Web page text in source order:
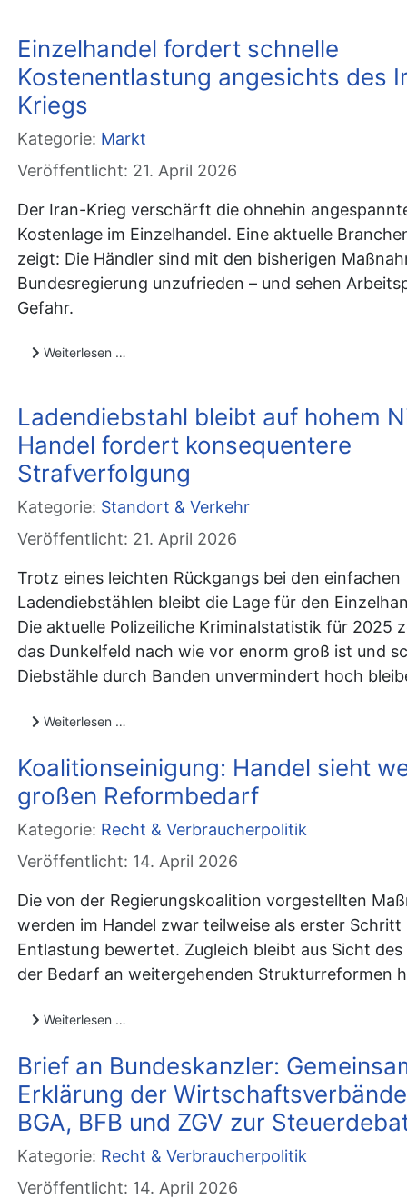
Einzelhandel fordert schnelle
Kostenentlastung angesichts des
Kriegs
Kategorie: Markt
Veröffentlicht: 21. April 2026
Der Iran-Krieg verschärft die ohnehin
Kostenlage im Einzelhandel. Eine aktuelle
zeigt: Die Händler sind mit den bisherigen
Bundesregierung unzufrieden – und sehen
Gefahr.
Weiterlesen …
Ladendiebstahl bleibt auf hohem
Handel fordert konsequentere
Strafverfolgung
Kategorie: Standort & Verkehr
Veröffentlicht: 21. April 2026
Trotz eines leichten Rückgangs bei den einfachen
Ladendiebstählen bleibt die Lage für den
Die aktuelle Polizeiliche Kriminalstatistik für 2025
das Dunkelfeld nach wie vor enorm groß ist und
Diebstähle durch Banden unvermindert hoch
Weiterlesen …
Koalitionseinigung: Handel sieht
großen Reformbedarf
Kategorie: Recht & Verbraucherpolitik
Veröffentlicht: 14. April 2026
Die von der Regierungskoalition vorgestellten
werden im Handel zwar teilweise als erster Schritt
Entlastung bewertet. Zugleich bleibt aus Sicht des
der Bedarf an weitergehenden Strukturreformen
Weiterlesen …
Brief an Bundeskanzler:
Erklärung der
BGA, BFB und ZGV zur
Kategorie: Recht & Verbraucherpolitik
Veröffentlicht: 14. April 2026